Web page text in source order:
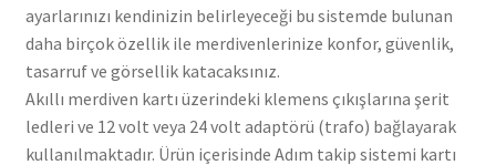
ayarlarınızı kendinizin belirleyeceği bu sistemde bulunan
daha birçok özellik ile merdivenlerinize konfor, güvenlik,
tasarruf ve görsellik katacaksınız.
Akıllı merdiven kartı üzerindeki klemens çıkışlarına şerit
ledleri ve 12 volt veya 24 volt adaptörü (trafo) bağlayarak
kullanılmaktadır. Ürün içerisinde Adım takip sistemi kartı